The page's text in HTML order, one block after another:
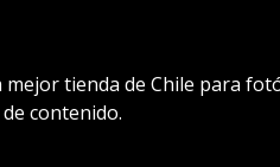
mejor tienda de Chile para
contenido.